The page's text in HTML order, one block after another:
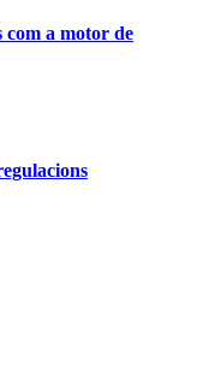
com a motor de